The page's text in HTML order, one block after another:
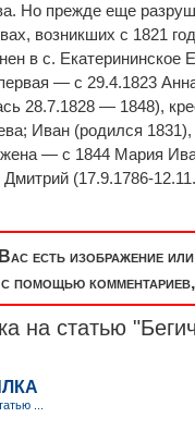
Но прежде еще
возникших с 1821
в с. Екатерининское
— с 29.4.1823
28.7.1828 — 1848),
Иван (родился
— с 1844 Мария
(17.9.1786-
есть изображение
помощью комментариев,
на статью